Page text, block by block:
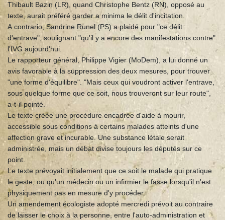
Thibault Bazin (LR), quand Christophe Bentz (RN), opposé au
texte, aurait préféré garder a minima le délit d'incitation.
A contrario, Sandrine Runel (PS) a plaidé pour "ce délit
d'entrave", soulignant "qu'il y a encore des manifestations contre"
l'IVG aujourd'hui.
Le rapporteur général, Philippe Vigier (MoDem), a lui donné un
avis favorable à la suppression des deux mesures, pour trouver
"une forme d'équilibre". "Mais ceux qui voudront activer l'entrave,
sous quelque forme que ce soit, nous trouveront sur leur route",
a-t-il pointé.
Le texte créée une procédure encadrée d'aide à mourir,
accessible sous conditions à certains malades atteints d'une
affection grave et incurable. Une substance létale serait
administrée, mais un débat divise toujours les députés sur ce
point.
Le texte prévoyait initialement que ce soit le malade qui pratique
le geste, ou qu'un médecin ou un infirmier le fasse lorsqu'il n'est
physiquement pas en mesure d'y procéder.
Un amendement écologiste adopté mercredi prévoit au contraire
de laisser le choix à la personne, entre l'auto-administration et